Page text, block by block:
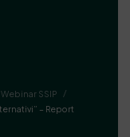
Webinar SSIP
/
– Report